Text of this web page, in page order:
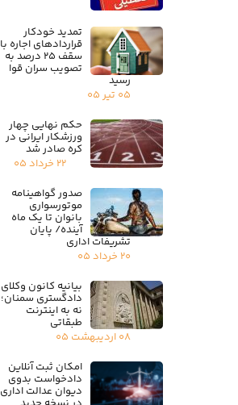
تمدید خودکار
قراردادهای اجاره با
سقف ۲۵ درصد به
تصویب سران قوا
رسید
۰۵ تیر ۰۵
حکم نهایی چهار
ورزشکار ایرانی در
کره صادر شد
۲۲ خرداد ۰۵
صدور گواهینامه
موتورسواری
بانوان تا یک ماه
آینده/ پایان
تشریفات اداری
۲۰ خرداد ۰۵
بیانیه کانون وکلای
دادگستری سمنان؛
نه به اینترنت
طبقاتی
۰۸ اردیبهشت ۰۵
امکان ثبت آنلاین
دادخواست بدوی
دیوان عدالت اداری